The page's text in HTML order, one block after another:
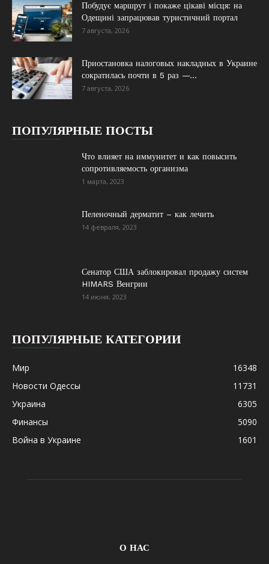
Побудує маршрут і покаже цікаві місця: на
Одещині запрацював туристичний портал
7 августа, 2026
Приостановка налоговых накладных в Украине
сократилась почти в 5 раз —...
7 августа, 2026
ПОПУЛЯРНЫЕ ПОСТЫ
Что влияет на иммунитет и как повысить
сопротивляемость организма
1 марта, 2023
Пеленочный дерматит – как лечить
14 февраля, 2023
Сенатор США заблокировал продажу систем
HIMARS Венгрии
14 июня, 2023
ПОПУЛЯРНЫЕ КАТЕГОРИИ
Мир
16348
Новости Одессы
11731
Украина
6305
Финансы
5090
Война в Украине
1601
О НАС